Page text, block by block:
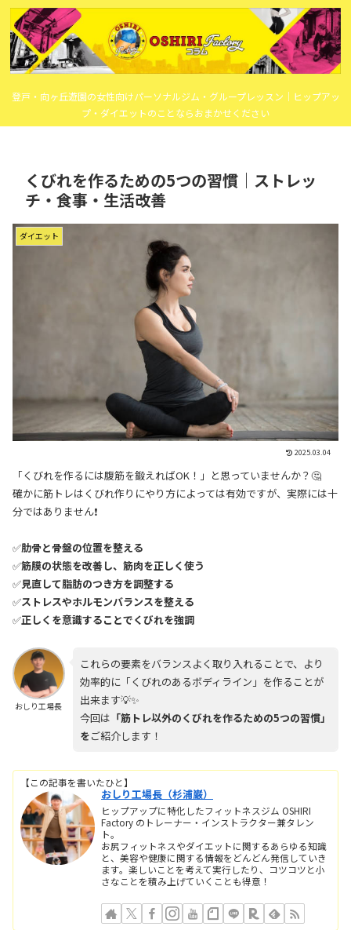
登戸・向ヶ丘遊園の女性向けパーソナルジム・グループレッスン｜ヒップアッ
プ・ダイエットのことならおまかせください
くびれを作るための5つの習慣｜ストレッ
チ・食事・生活改善
ダイエット
2025.03.04
「くびれを作るには腹筋を鍛えればOK！」と思っていませんか？🤔
確かに筋トレはくびれ作りにやり方によっては有効ですが、実際には十
分ではありません❗
✅肋骨と骨盤の位置を整える
✅筋膜の状態を改善し、筋肉を正しく使う
✅見直して脂肪のつき方を調整する
✅ストレスやホルモンバランスを整える
✅正しくを意識することでくびれを強調
おしり工場長
これらの要素をバランスよく取り入れることで、より
効率的に「くびれのあるボディライン」を作ることが
出来ます💡✨
今回は 「筋トレ以外のくびれを作るための5つの習慣」
をご紹介します！
【この記事を書いたひと】
おしり工場長（杉浦巌）
ヒップアップに特化したフィットネスジム OSHIRI
Factory のトレーナー・インストラクター兼タレン
ト。
お尻フィットネスやダイエットに関するあらゆる知識
と、美容や健康に関する情報をどんどん発信していき
ます。楽しいことを考えて実行したり、コツコツと小
さなことを積み上げていくことも得意！